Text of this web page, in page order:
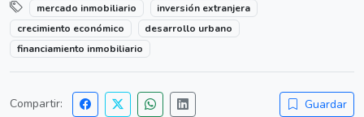
mercado inmobiliario
inversión extranjera
crecimiento económico
desarrollo urbano
financiamiento inmobiliario
Compartir: Guardar